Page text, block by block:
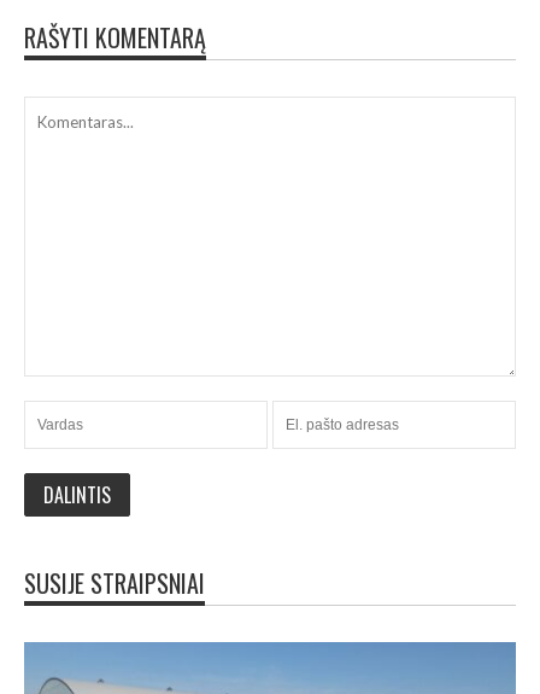
RAŠYTI KOMENTARĄ
SUSIJE STRAIPSNIAI